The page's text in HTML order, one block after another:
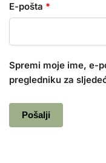
E-pošta *
Spremi moje ime, e-
pregledniku za